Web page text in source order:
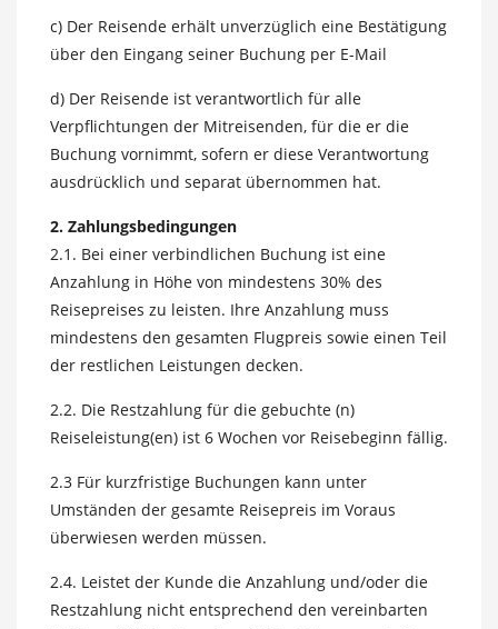
c) Der Reisende erhält unverzüglich eine Bestätigung
über den Eingang seiner Buchung per E-Mail
d) Der Reisende ist verantwortlich für alle
Verpflichtungen der Mitreisenden, für die er die
Buchung vornimmt, sofern er diese Verantwortung
ausdrücklich und separat übernommen hat.
2. Zahlungsbedingungen
2.1. Bei einer verbindlichen Buchung ist eine
Anzahlung in Höhe von mindestens 30% des
Reisepreises zu leisten. Ihre Anzahlung muss
mindestens den gesamten Flugpreis sowie einen Teil
der restlichen Leistungen decken.
2.2. Die Restzahlung für die gebuchte (n)
Reiseleistung(en) ist 6 Wochen vor Reisebeginn fällig.
2.3 Für kurzfristige Buchungen kann unter
Umständen der gesamte Reisepreis im Voraus
überwiesen werden müssen.
2.4. Leistet der Kunde die Anzahlung und/oder die
Restzahlung nicht entsprechend den vereinbarten